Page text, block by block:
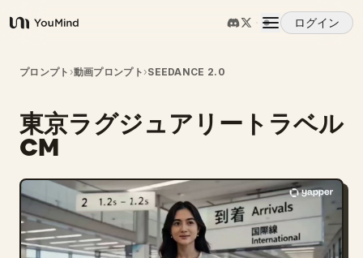
YouMind
ログイン
概要
ユースケース
スキル
プロンプト
プロンプト ›動画プロンプト ›SEEDANCE 2.0
東京ラグジュアリートラベル
CM